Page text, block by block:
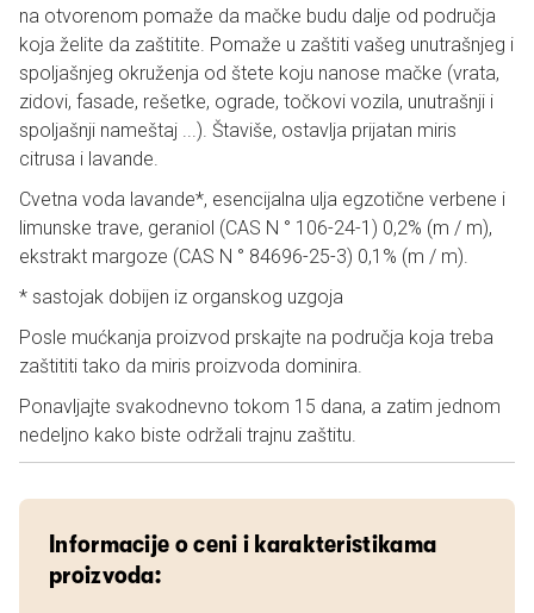
na otvorenom pomaže da mačke budu dalje od područja
koja želite da zaštitite. Pomaže u zaštiti vašeg unutrašnjeg i
spoljašnjeg okruženja od štete koju nanose mačke (vrata,
zidovi, fasade, rešetke, ograde, točkovi vozila, unutrašnji i
spoljašnji nameštaj ...). Štaviše, ostavlja prijatan miris
citrusa i lavande.
Cvetna voda lavande*, esencijalna ulja egzotične verbene i
limunske trave, geraniol (CAS N ° 106-24-1) 0,2% (m / m),
ekstrakt margoze (CAS N ° 84696-25-3) 0,1% (m / m).
* sastojak dobijen iz organskog uzgoja
Posle mućkanja proizvod prskajte na područja koja treba
zaštititi tako da miris proizvoda dominira.
Ponavljajte svakodnevno tokom 15 dana, a zatim jednom
nedeljno kako biste održali trajnu zaštitu.
Informacije o ceni i karakteristikama
proizvoda: